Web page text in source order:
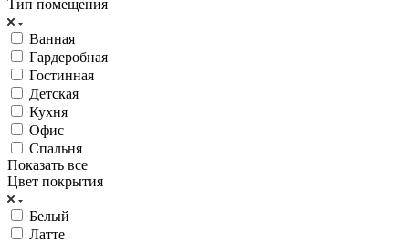
Тип помещения
Ванная
Гардеробная
Гостинная
Детская
Кухня
Офис
Спальня
Показать все
Цвет покрытия
Белый
Латте